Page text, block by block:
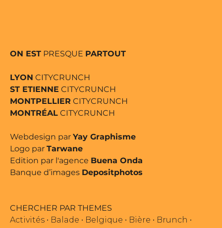
ON EST PRESQUE PARTOUT
LYON CITYCRUNCH
ST ETIENNE CITYCRUNCH
MONTPELLIER CITYCRUNCH
MONTRÉAL CITYCRUNCH
Webdesign par Yay Graphisme
Logo par Tarwane
Edition par l'agence Buena Onda
Banque d’images Depositphotos
CHERCHER PAR THEMES
Activités • Balade • Belgique • Bière • Brunch •